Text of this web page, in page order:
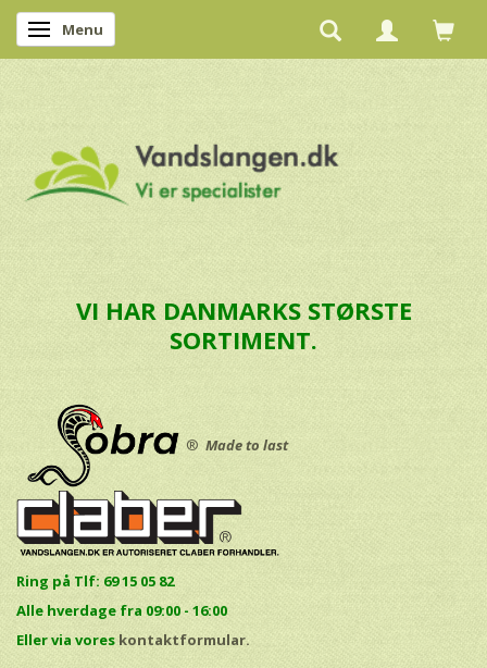
Skifte navigation
Menu
VI HAR DANMARKS STØRSTE
SORTIMENT.
® Made to last
Ring på Tlf: 69 15 05 82
Alle hverdage fra 09:00 - 16:00
Eller via vores kontaktformular.